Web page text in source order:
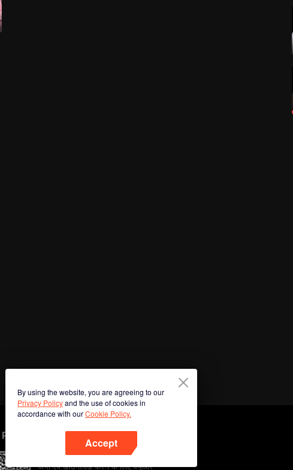
By using the website, you are agreeing to our
Privacy Policyand the use of cookies in
accordance with ourCookie Policy.
Accept
Phone
अभी ऐप डाउनलोड करने के लिए क्यूआर